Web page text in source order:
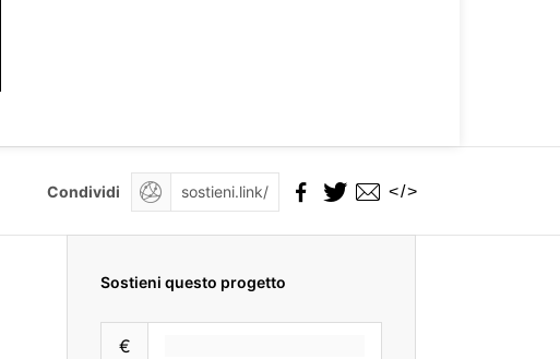
Condividi </>
Sostieni questo progetto
€